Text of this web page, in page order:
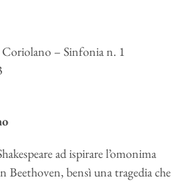
– Sinfonia n. 1
ad ispirare l’omonima
Beethoven, bensì una tragedia che